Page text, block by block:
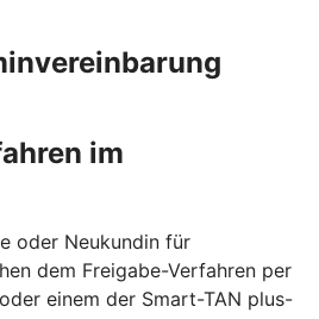
im
oder Neukundin für
dem Freigabe-Verfahren per
einem der Smart-TAN plus-